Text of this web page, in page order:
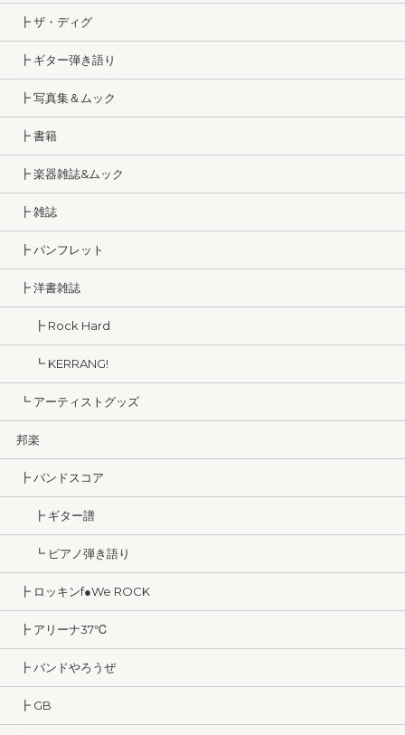
┣ ザ・ディグ
┣ ギター弾き語り
┣ 写真集＆ムック
┣ 書籍
┣ 楽器雑誌&ムック
┣ 雑誌
┣ パンフレット
┣ 洋書雑誌
┣ Rock Hard
┗ KERRANG!
┗ アーティストグッズ
邦楽
┣ バンドスコア
┣ ギター譜
┗ ピアノ弾き語り
┣ ロッキンf●We ROCK
┣ アリーナ37℃
┣ バンドやろうぜ
┣ GB